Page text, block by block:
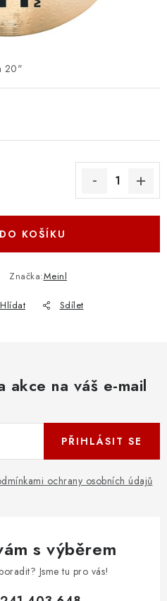
ÚDAJŮ
BLOG
OD SMLOUVY
ÚDAJŮ
20"
KOŠÍKU
Značka:Meinl
Hlídat Sdílet
akce na váš e-mail
ochrany osobních údajů
PŘIHLÁSIT SE
s výběrem
Jsme tu pro vás!